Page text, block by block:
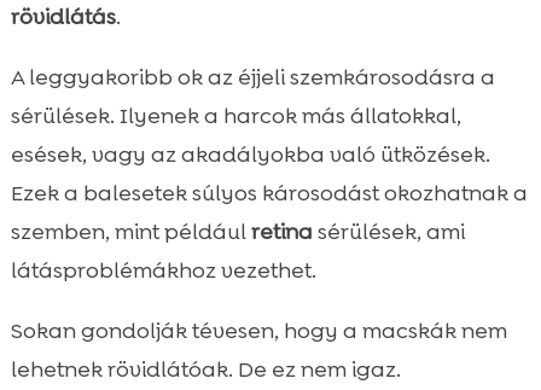
rövidlátás.
A leggyakoribb ok az éjjeli szemkárosodásra a
sérülések. Ilyenek a harcok más állatokkal,
esések, vagy az akadályokba való ütközések.
Ezek a balesetek súlyos károsodást okozhatnak a
szemben, mint példáulretina sérülések, ami
látásproblémákhoz vezethet.
Sokan gondolják tévesen, hogy a macskák nem
lehetnek rövidlátóak. De ez nem igaz.